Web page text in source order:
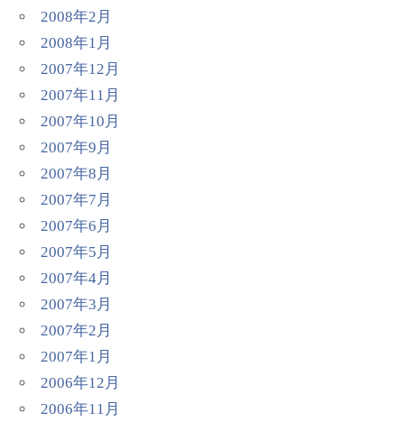
2008年2月
2008年1月
2007年12月
2007年11月
2007年10月
2007年9月
2007年8月
2007年7月
2007年6月
2007年5月
2007年4月
2007年3月
2007年2月
2007年1月
2006年12月
2006年11月